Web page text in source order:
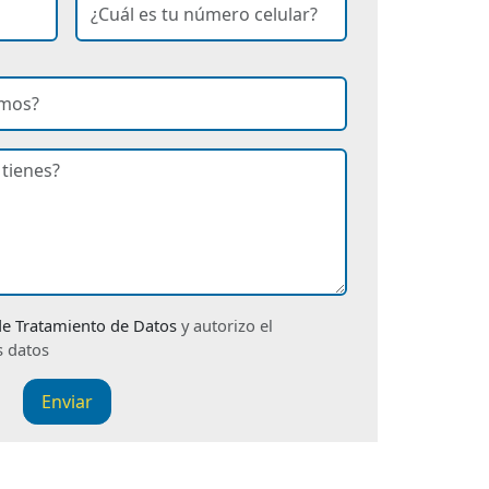
Tratamiento de Datosy autorizo el
datos
Enviar